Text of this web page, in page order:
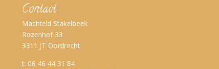
Contact
Machteld Stakelbeek
Rozenhof 33
3311 JT Dordrecht
t: 06 46 44 31 84